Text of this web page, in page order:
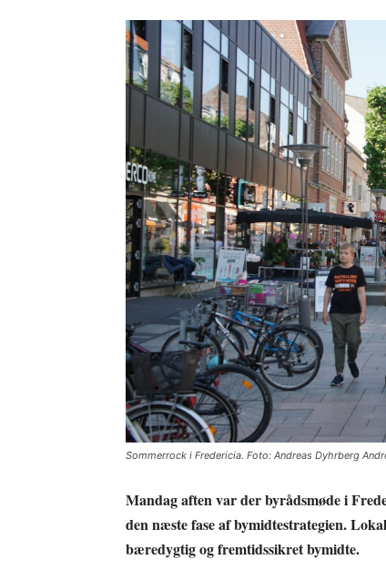
Sommerrock i Fredericia. Foto: Andreas Dyhrberg
Mandag aften var der byrådsmøde i
den næste fase af bymidtestrategien.
bæredygtig og fremtidssikret bymidte.